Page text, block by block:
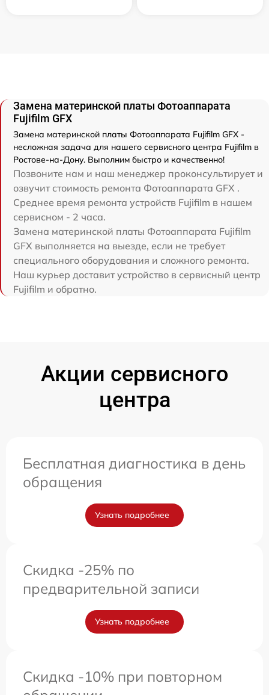
Замена материнской платы Фотоаппарата
Fujifilm GFX
Замена материнской платы Фотоаппарата Fujifilm GFX -
несложная задача для нашего сервисного центра Fujifilm в
Ростове-на-Дону. Выполним быстро и качественно!
Позвоните нам и наш менеджер проконсультирует и
озвучит стоимость ремонта Фотоаппарата GFX .
Среднее время ремонта устройств Fujifilm в нашем
сервисном - 2 часа.
Замена материнской платы Фотоаппарата Fujifilm
GFX выполняется на выезде, если не требует
специального оборудования и сложного ремонта.
Наш курьер доставит устройство в сервисный центр
Fujifilm и обратно.
Акции сервисного
центра
Бесплатная диагностика в день
обращения
Узнать подробнее
Скидка -25% по
предварительной записи
Узнать подробнее
Скидка -10% при повторном